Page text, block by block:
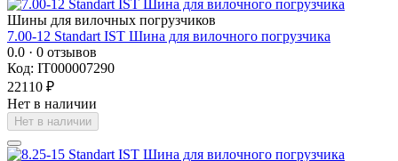
Шины для вилочных погрузчиков
7.00-12 Standart IST Шина для вилочного погрузчика
0.0 · 0 отзывов
Код: IT000007290
22110 ₽
Нет в наличии
Нет в наличии